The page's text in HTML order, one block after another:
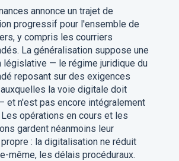
annonce un trajet de
progressif pour l'ensemble de
y compris les courriers
La généralisation suppose une
législative — le régime juridique du
reposant sur des exigences
la voie digitale doit
et n'est pas encore intégralement
opérations en cours et les
gardent néanmoins leur
: la digitalisation ne réduit
même, les délais procéduraux.